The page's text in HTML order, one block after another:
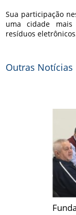
Sua participação
uma cidade
resíduos
Outras Notícias